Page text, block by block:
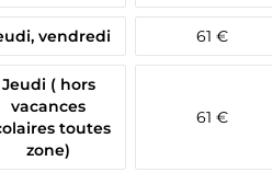
vendredi 61 €
Jeudi ( hors
vacances
toutes
zone)
61 €